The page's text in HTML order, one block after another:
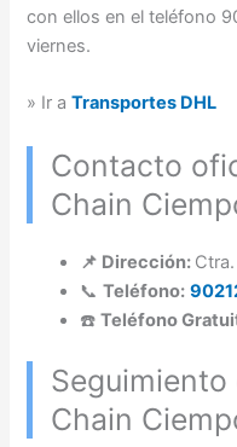
con ellos en el teléfono
viernes.
» Ir aTransportes DHL
Contacto
Chain
📌 Dirección:
📞Teléfono:
☎️Teléfono
Chain